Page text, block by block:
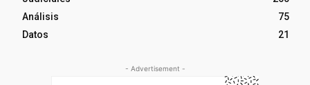
Análisis
75
Datos
21
- Advertisement -